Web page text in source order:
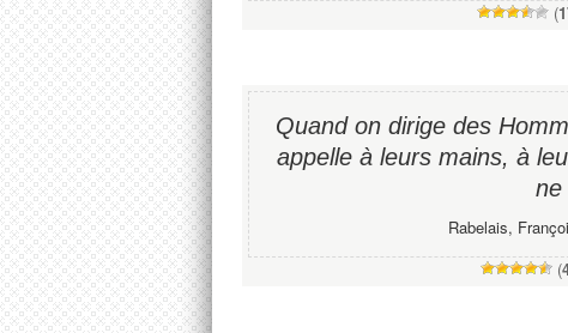
(
Quand on dirige des
appelle à leurs mains, à
ne
Rabelais,
(